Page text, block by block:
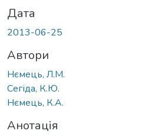
Дата
2013-06-25
Автори
Нємець, Л.М.
Сегіда, К.Ю.
Нємець, К.А.
Анотація